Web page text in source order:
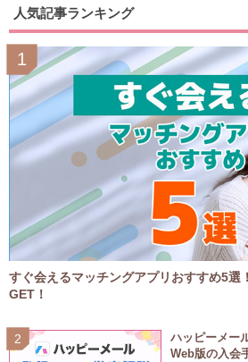
人気記事ランキング
すぐ会えるマッチングアプリおすすめ5選
GET！
ハッピーメー
Web版の入会